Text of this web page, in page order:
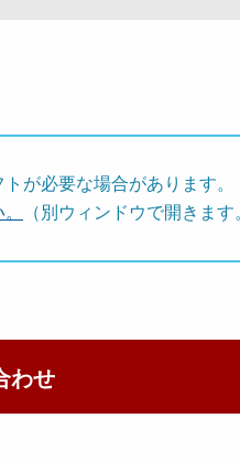
が必要な場合があります。
（別ウィンドウで開きます
わせ